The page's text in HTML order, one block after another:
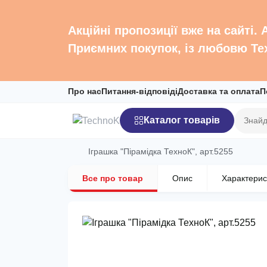
Акційні пропозиції вже на
Приємних покупок, із любовю
Про нас Питання-відповідіДоставка та оплата
Каталог товарів
Іграшка "Пірамідка ТехноК", арт.5255
Все про товар Опис